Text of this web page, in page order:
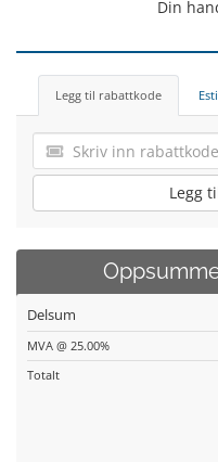
Din
Legg til rabattkode
Legg
Delsum
MVA @ 25.00%
Totalt